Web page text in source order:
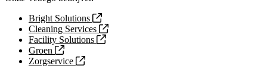
Bright Solutions
Cleaning Services
Facility Solutions
Groen
Zorgservice